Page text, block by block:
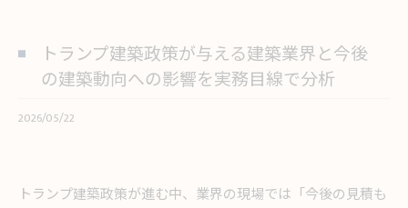
トランプ建築政策が与える建築業界と今後
の建築動向への影響を実務目線で分析
2026/05/22
トランプ建築政策が進む中、業界の現場では「今後の見積も